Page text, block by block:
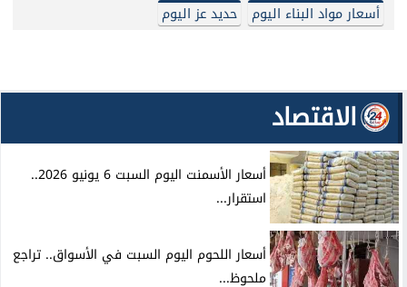
أسعار مواد البناء اليوم
حديد عز اليوم
الاقتصاد
أسعار الأسمنت اليوم السبت 6 يونيو 2026..
استقرار...
أسعار اللحوم اليوم السبت في الأسواق.. تراجع
ملحوظ...